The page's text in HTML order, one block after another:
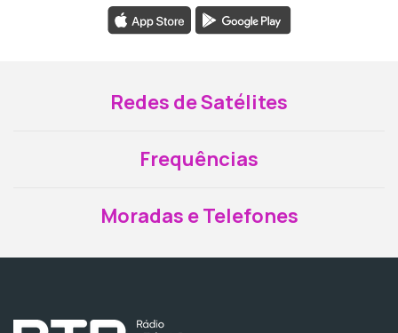
Redes de Satélites
Frequências
Moradas e Telefones